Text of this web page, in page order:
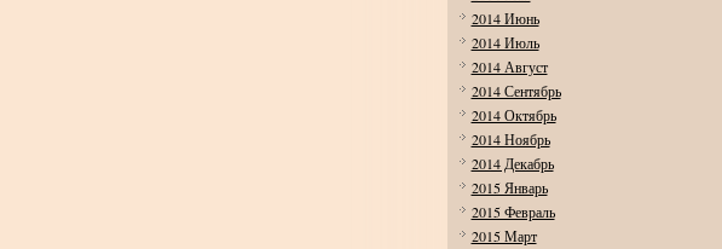
2014 Июнь
2014 Июль
2014 Август
2014 Сентябрь
2014 Октябрь
2014 Ноябрь
2014 Декабрь
2015 Январь
2015 Февраль
2015 Март